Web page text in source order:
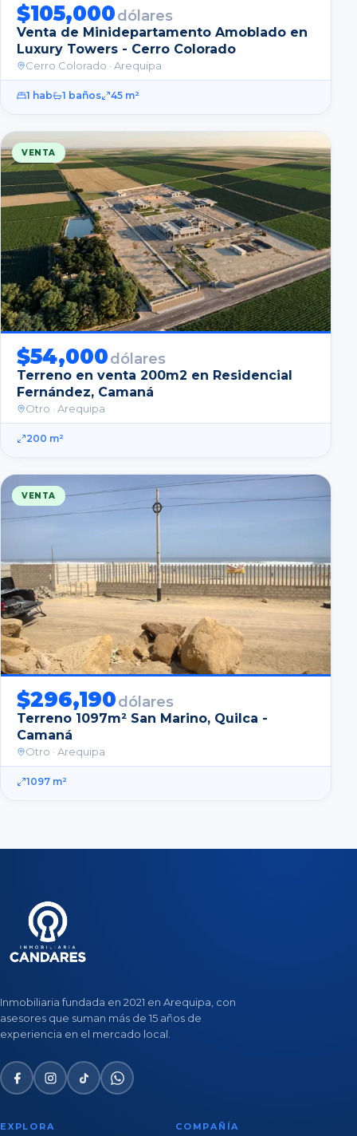
$105,000dólares
Venta de Minidepartamento Amoblado en
Luxury Towers - Cerro Colorado
Cerro Colorado · Arequipa
1 hab 1 baños 45 m²
VENTA
$54,000dólares
Terreno en venta 200m2 en Residencial
Fernández, Camaná
Otro · Arequipa
200 m²
VENTA
$296,190dólares
Terreno 1097m² San Marino, Quilca -
Camaná
Otro · Arequipa
1097 m²
Inmobiliaria fundada en 2021 en Arequipa, con
asesores que suman más de 15 años de
experiencia en el mercado local.
EXPLORA COMPAÑÍA